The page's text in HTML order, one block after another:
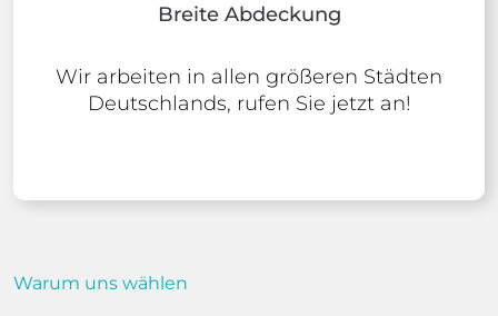
Breite Abdeckung
Wir arbeiten in allen größeren Städten
Deutschlands, rufen Sie jetzt an!
Warum uns wählen